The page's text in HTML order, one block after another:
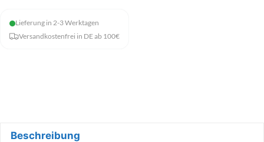
Menge
Lieferung in 2-3 Werktagen
Versandkostenfrei in DE ab 100€
Beschreibung